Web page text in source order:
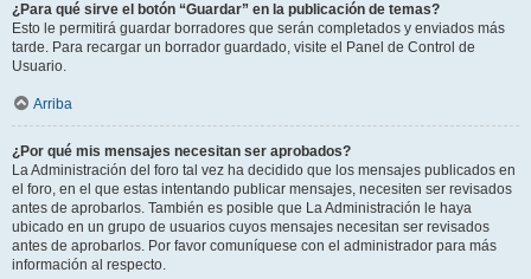
¿Para qué sirve el botón “Guardar” en la publicación de temas?
Esto le permitirá guardar borradores que serán completados y enviados más
tarde. Para recargar un borrador guardado, visite el Panel de Control de
Usuario.
Arriba
¿Por qué mis mensajes necesitan ser aprobados?
La Administración del foro tal vez ha decidido que los mensajes publicados en
el foro, en el que estas intentando publicar mensajes, necesiten ser revisados
antes de aprobarlos. También es posible que La Administración le haya
ubicado en un grupo de usuarios cuyos mensajes necesitan ser revisados
antes de aprobarlos. Por favor comuníquese con el administrador para más
información al respecto.